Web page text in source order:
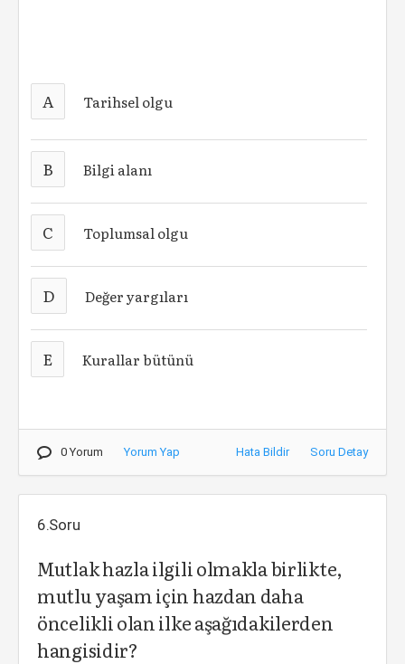
A Tarihsel olgu
B Bilgi alanı
C Toplumsal olgu
D Değer yargıları
E Kurallar bütünü
0 Yorum Yorum Yap Hata Bildir Soru Detay
6.Soru
Mutlak hazla ilgili olmakla birlikte,
mutlu yaşam için hazdan daha
öncelikli olan ilke aşağıdakilerden
hangisidir?